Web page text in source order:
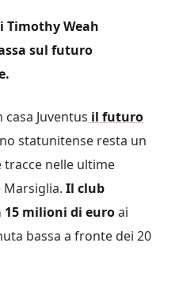
Timothy Weah
sul futuro
Juventus il futuro
statunitense resta un
tracce nelle ultime
Marsiglia. Il club
15 milioni di euroai
bassa a fronte dei 20